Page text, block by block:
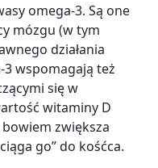
omega-3. Są one
mózgu (w tym
działania
wspomagają też
się w
witaminy D
zwiększa
go” do kośćca.